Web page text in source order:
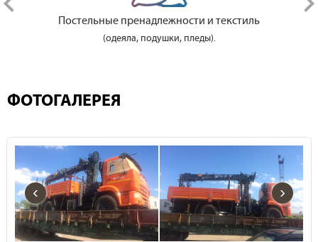
Постельные пренадлежности и текстиль
(одеяла, подушки, пледы).
ФОТОГАЛЕРЕЯ
‹ ›